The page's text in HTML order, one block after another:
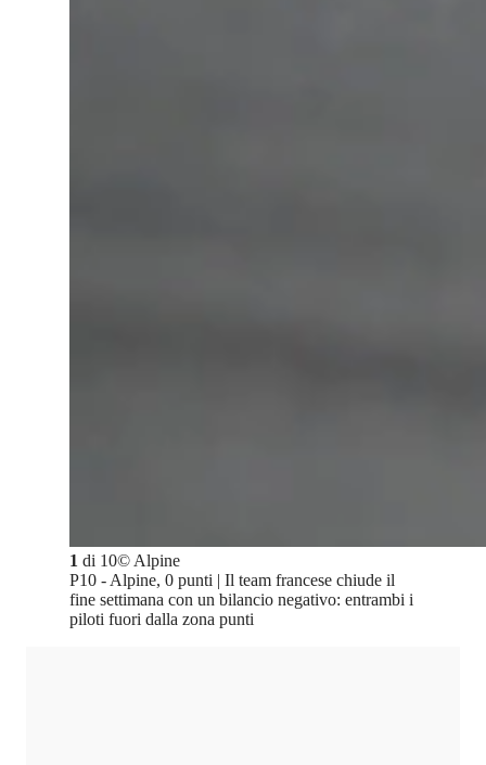
1 di 10© Alpine
P10 - Alpine, 0 punti | Il team francese chiude il
fine settimana con un bilancio negativo: entrambi i
piloti fuori dalla zona punti